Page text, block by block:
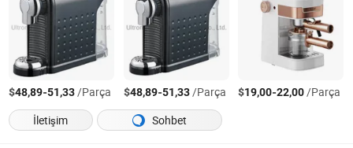
$48,89-51,33/Parça $48,89-51,33/Parça $19,00-22,00/Parça
İletişim
Sohbet